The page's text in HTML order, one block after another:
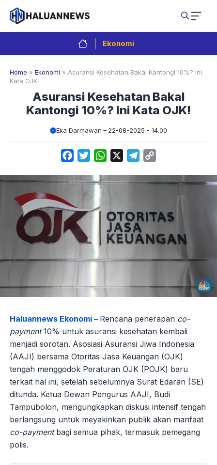
Langsung
isi
Ekonomi
Home » Ekonomi » Asuransi Kesehatan Bakal Kantongi 10%? Ini
Kata OJK!
Asuransi Kesehatan Bakal
Kantongi 10%? Ini Kata OJK!
Eka Darmawan 22-08-2025 - 14.00
FacebookTwitterWhatsApp Telegram
Haluannews Ekonomi – Rencana penerapan co-
payment10% untuk asuransi kesehatan kembali
menjadi sorotan. Asosiasi Asuransi Jiwa Indonesia
(AAJI) bersama Otoritas Jasa Keuangan (OJK)
tengah menggodok Peraturan OJK (POJK) baru
terkait hal ini, setelah sebelumnya Surat Edaran (SE)
ditunda. Ketua Dewan Pengurus AAJI, Budi
Tampubolon, mengungkapkan diskusi intensif tengah
berlangsung untuk meyakinkan publik akan manfaat
co-paymentbagi semua pihak, termasuk pemegang
polis.